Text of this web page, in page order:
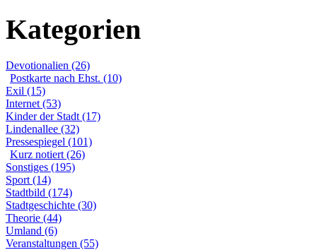
Kategorien
Devotionalien (26)
Postkarte nach Ehst. (10)
Exil (15)
Internet (53)
Kinder der Stadt (17)
Lindenallee (32)
Pressespiegel (101)
Kurz notiert (26)
Sonstiges (195)
Sport (14)
Stadtbild (174)
Stadtgeschichte (30)
Theorie (44)
Umland (6)
Veranstaltungen (55)